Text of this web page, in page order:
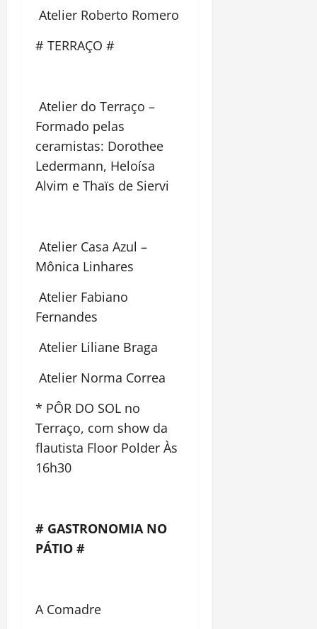
Atelier Roberto Romero
# TERRAÇO #
Atelier do Terraço –
Formado pelas
ceramistas: Dorothee
Ledermann, Heloísa
Alvim e Thaïs de Siervi
Atelier Casa Azul –
Mônica Linhares
Atelier Fabiano
Fernandes
Atelier Liliane Braga
Atelier Norma Correa
* PÔR DO SOL no
Terraço, com show da
flautista Floor Polder Às
16h30
# GASTRONOMIA NO
PÁTIO #
A Comadre